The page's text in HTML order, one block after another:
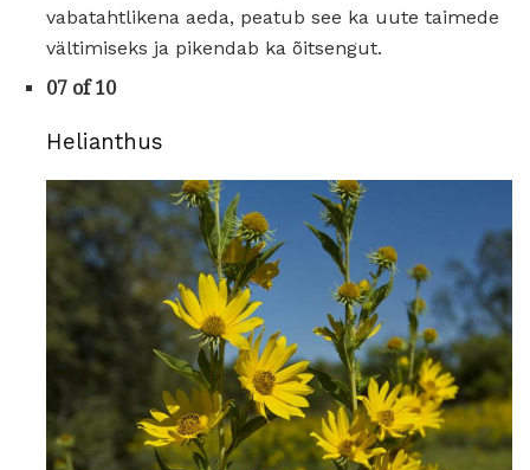
vabatahtlikena aeda, peatub see ka uute taimede
vältimiseks ja pikendab ka õitsengut.
07 of 10
Helianthus